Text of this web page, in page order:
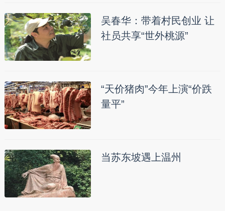
吴春华：带着村民创业 让
社员共享“世外桃源”
“天价猪肉”今年上演“价跌
量平”
当苏东坡遇上温州